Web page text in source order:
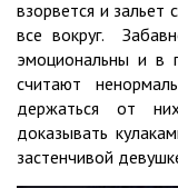
взорвется и зальет
все вокруг.
эмоциональны и в
считают
держаться от
доказывать
застенчивой